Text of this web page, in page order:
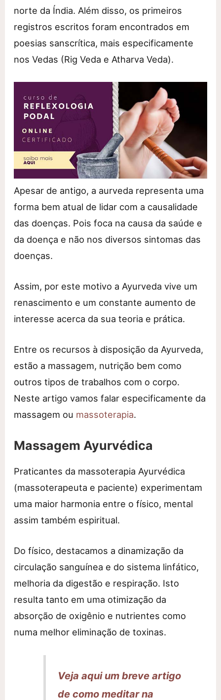
norte da Índia. Além disso, os primeiros
registros escritos foram encontrados em
poesias sanscrítica, mais especificamente
nos Vedas (Rig Veda e Atharva Veda).
Apesar de antigo, a aurveda representa uma
forma bem atual de lidar com a causalidade
das doenças. Pois foca na causa da saúde e
da doença e não nos diversos sintomas das
doenças.
Assim, por este motivo a Ayurveda vive um
renascimento e um constante aumento de
interesse acerca da sua teoria e prática.
Entre os recursos à disposição da Ayurveda,
estão a massagem, nutrição bem como
outros tipos de trabalhos com o corpo.
Neste artigo vamos falar especificamente da
massagem ou massoterapia.
Massagem Ayurvédica
Praticantes da massoterapia Ayurvédica
(massoterapeuta e paciente) experimentam
uma maior harmonia entre o físico, mental
assim também espiritual.
Do físico, destacamos a dinamização da
circulação sanguínea e do sistema linfático,
melhoria da digestão e respiração. Isto
resulta tanto em uma otimização da
absorção de oxigênio e nutrientes como
numa melhor eliminação de toxinas.
Veja aqui um breve artigo
de como meditar na